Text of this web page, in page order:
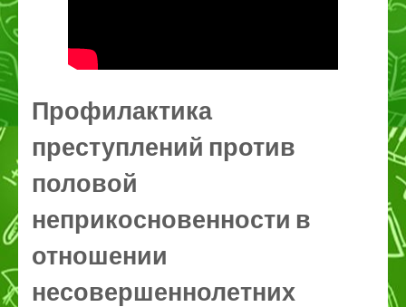
Профилактика
преступлений против
половой
неприкосновенности в
отношении
несовершеннолетних